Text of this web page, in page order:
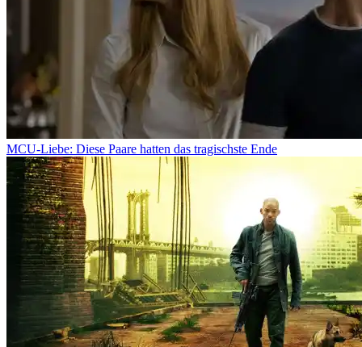
MCU-Liebe: Diese Paare hatten das tragischste Ende